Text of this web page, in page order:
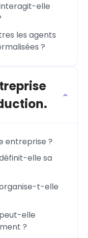
elle
les agents
?
entreprise ?
elle sa
t-elle
elle
?